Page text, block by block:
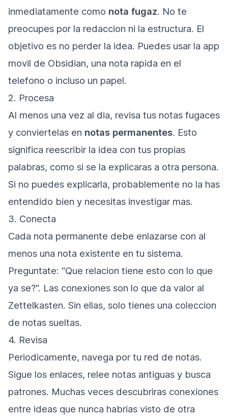
inmediatamente como nota fugaz. No te
preocupes por la redaccion ni la estructura. El
objetivo es no perder la idea. Puedes usar la app
movil de Obsidian, una nota rapida en el
telefono o incluso un papel.
2. Procesa
Al menos una vez al dia, revisa tus notas fugaces
y conviertelas en notas permanentes. Esto
significa reescribir la idea con tus propias
palabras, como si se la explicaras a otra persona.
Si no puedes explicarla, probablemente no la has
entendido bien y necesitas investigar mas.
3. Conecta
Cada nota permanente debe enlazarse con al
menos una nota existente en tu sistema.
Preguntate: "Que relacion tiene esto con lo que
ya se?". Las conexiones son lo que da valor al
Zettelkasten. Sin ellas, solo tienes una coleccion
de notas sueltas.
4. Revisa
Periodicamente, navega por tu red de notas.
Sigue los enlaces, relee notas antiguas y busca
patrones. Muchas veces descubriras conexiones
entre ideas que nunca habrias visto de otra